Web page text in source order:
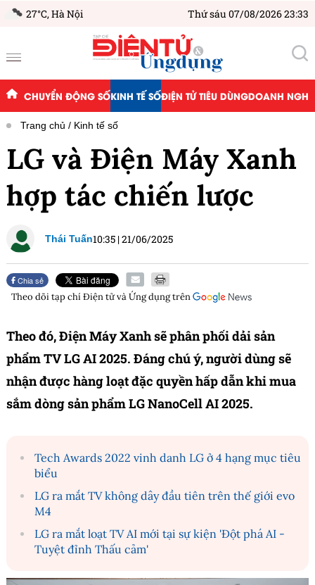
27°C,Hà Nội Thứ sáu 07/08/2026 23:33
CHUYỂN ĐỘNG SỐKINH TẾ SỐĐIỆN TỬ TIÊU DÙNGDOANH
Trang chủ Kinh tế số
LG và Điện Máy Xanh
hợp tác chiến lược
Thái Tuấn10:35 |21/06/2025
Chia sẻ
Theo dõi tạp chíĐiện tử và Ứng dụngtrên
Theo đó, Điện Máy Xanh sẽ phân phối dải sản
phẩm TV LG AI 2025. Đáng chú ý, người dùng sẽ
nhận được hàng loạt đặc quyền hấp dẫn khi mua
sắm dòng sản phẩm LG NanoCell AI 2025.
Tech Awards 2022 vinh danh LG ở 4 hạng mục tiêu
biểu
LG ra mắt TV không dây đầu tiên trên thế giới evo
M4
LG ra mắt loạt TV AI mới tại sự kiện 'Đột phá AI -
Tuyệt đỉnh Thấu cảm'